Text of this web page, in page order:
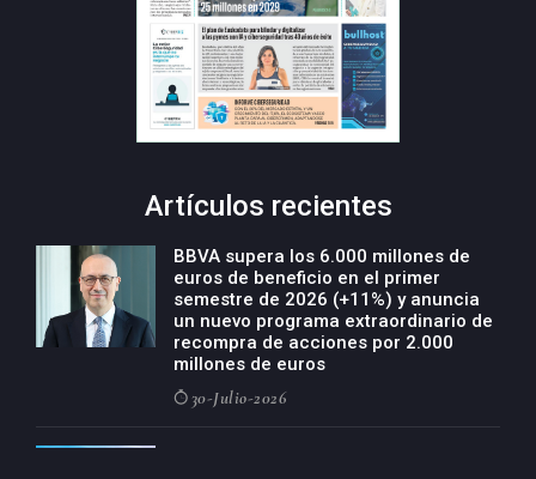
Artículos recientes
BBVA supera los 6.000 millones de
euros de beneficio en el primer
semestre de 2026 (+11%) y anuncia
un nuevo programa extraordinario de
recompra de acciones por 2.000
millones de euros
30-Julio-2026